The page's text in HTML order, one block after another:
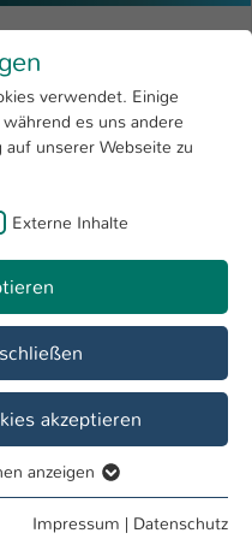
4
Open submenu
Kammgarn
verwendet. Einige
es uns andere
unserer Webseite zu
Externe Inhalte
akzeptieren
Funktionen
anzeigen
Impressum | Datenschutz